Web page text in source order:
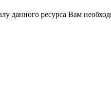
данного ресурса Вам